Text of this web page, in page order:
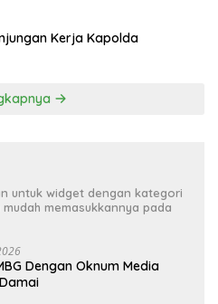
Kerja Kapolda
untuk widget dengan kategori
memasukkannya pada
Dengan Oknum Media